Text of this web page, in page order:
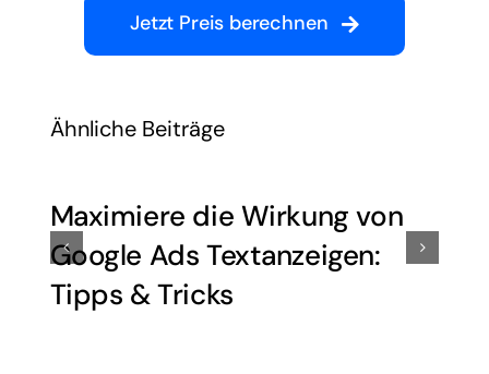
Jetzt Preis berechnen
Ähnliche Beiträge
Maximiere die Wirkung von
Google Ads Textanzeigen:
Tipps & Tricks